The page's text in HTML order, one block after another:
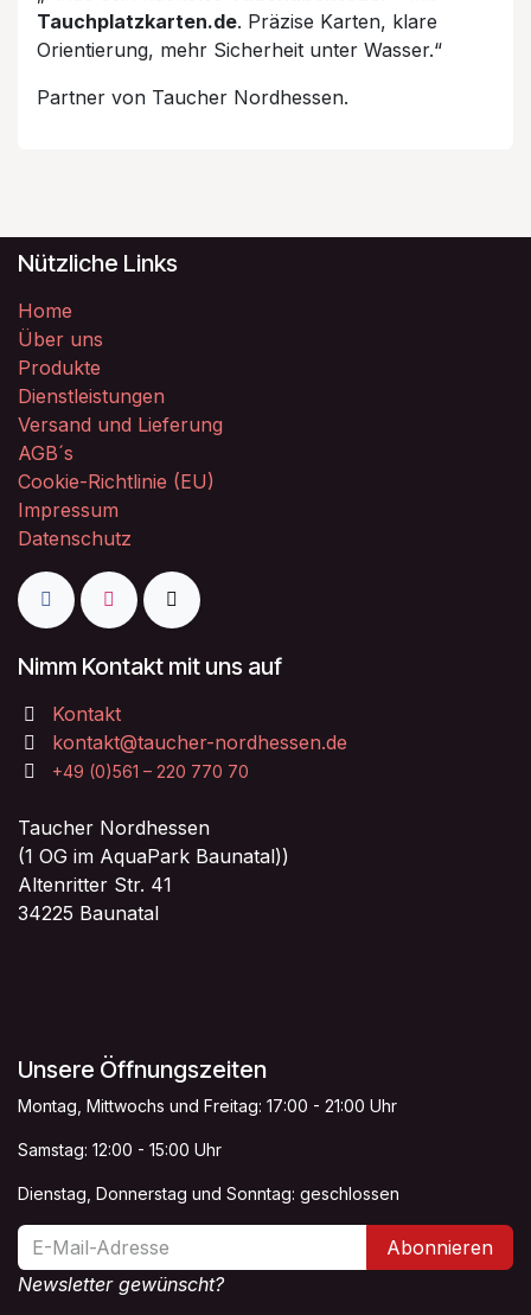
Tauchplatzkarten.de. Präzise Karten, klare
Orientierung, mehr Sicherheit unter Wasser.“
Partner von Taucher Nordhessen.
Nützliche Links
Home
Über uns
Produkte
Dienstleistungen
Versand und Lieferung
AGB´s
Cookie-Richtlinie (EU)
Impressum
Datenschutz
Nimm Kontakt mit uns auf
Kontakt
kontakt@taucher-nordhessen.de
+49 (0)561 – 220 770 70
Taucher Nordhessen
(1 OG im AquaPark Baunatal))
Altenritter Str. 41
34225 Baunatal
Unsere Öffnungszeiten
Montag, Mittwochs und Freitag: 17:00 - 21:00 Uhr
Samstag: 12:00 - 15:00 Uhr
Dienstag, Donnerstag und Sonntag: geschlossen
Abonnieren
Newsletter gewünscht?